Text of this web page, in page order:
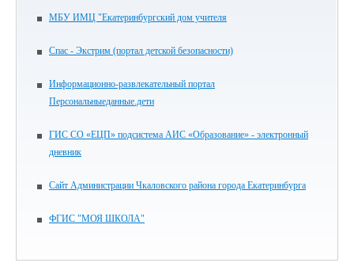
МБУ ИМЦ "Екатеринбургский дом учителя
Спас - Экстрим (портал детской безопасности)
Информационно-развлекательный портал
Персональныеданные.дети
ГИС СО «ЕЦП» подсистема АИС «Образование» - электронный
дневник
Сайт Администрации Чкаловского района города Екатеринбурга
ФГИС "МОЯ ШКОЛА"